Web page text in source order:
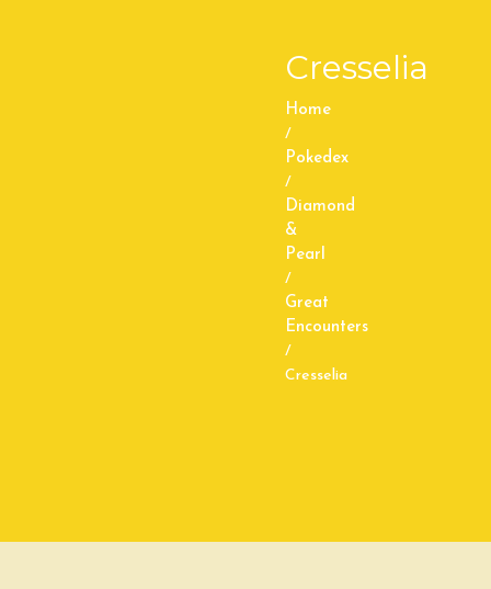
Cresselia
Home
/
Pokedex
/
Diamond
&
Pearl
/
Great
Encounters
/
Cresselia